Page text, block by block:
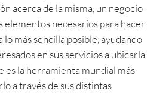
acerca de la misma, un negocio
elementos necesarios para hacer
lo más sencilla posible, ayudando
en sus servicios a ubicarla
es la herramienta mundial más
a través de sus distintas